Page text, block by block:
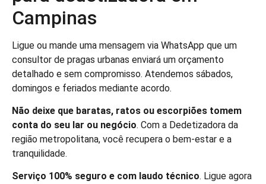
Campinas
Ligue ou mande uma mensagem via WhatsApp que um
consultor de pragas urbanas enviará um orçamento
detalhado e sem compromisso. Atendemos sábados,
domingos e feriados mediante acordo.
Não deixe que baratas, ratos ou escorpiões tomem
conta do seu lar ou negócio. Com a Dedetizadora da
região metropolitana, você recupera o bem-estar e a
tranquilidade.
Serviço 100% seguro e com laudo técnico. Ligue agora